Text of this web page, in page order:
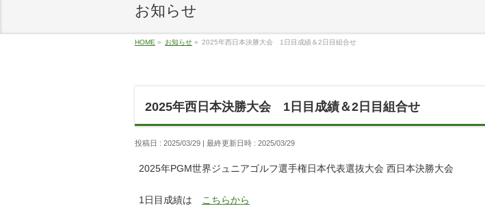
お知らせ
HOME » お知らせ » 2025年西日本決勝大会 1日目成績＆2日目組合せ
2025年西日本決勝大会 1日目成績＆2日目組合せ
投稿日 : 2025/03/29 最終更新日時 : 2025/03/29
2025年PGM世界ジュニアゴルフ選手権日本代表選抜大会 西日本決勝大会
1日目成績は
こちらから